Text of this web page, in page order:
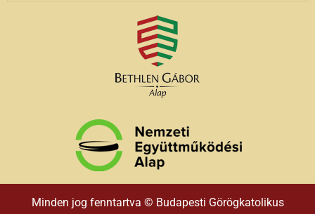
Minden jog fenntartva © Budapesti Görögkatolikus